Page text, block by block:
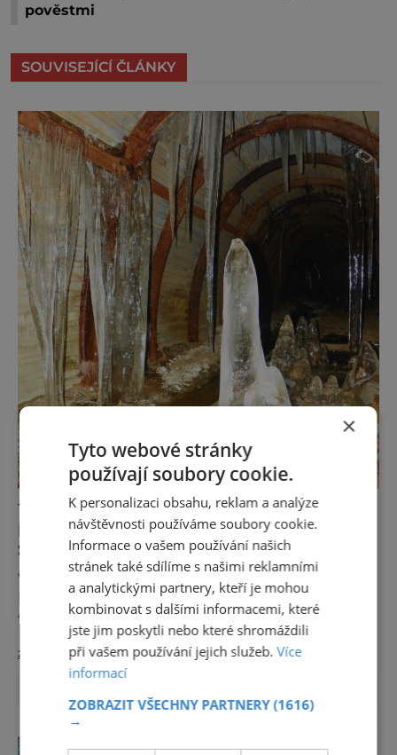
pověstmi
SOUVISEJÍCÍ ČLÁNKY
TAJEMNÁ MÍSTA
KDYŽ MRÁZ TVOŘÍ UMĚNÍ: LEDOVÉ
ŠTOLY V JÁCHYMOVĚ
V hlubinách jáchymovských dolů vzniká
každou zimu neobyčejná podívaná. Mrazivý
vzduch a kapající voda zde vytvářejí
fascinující ledové útvary připomínající
křišťálové sochy. Toto jedinečné „ledové
království“ však s příchodem jara rychle mizí
– a zůstávají po něm jen fotografie a
vzpomínky. Zima dokáže v přírodě vytvářet n
zobrazit více >>
×
Tyto webové stránky
používají soubory cookie.
K personalizaci obsahu, reklam a analýze
návštěvnosti používáme soubory cookie.
Informace o vašem používání našich
stránek také sdílíme s našimi reklamními
a analytickými partnery, kteří je mohou
kombinovat s dalšími informacemi, které
jste jim poskytli nebo které shromáždili
při vašem používání jejich služeb.Více
informací
ZOBRAZIT VŠECHNY PARTNERY(1616)
→